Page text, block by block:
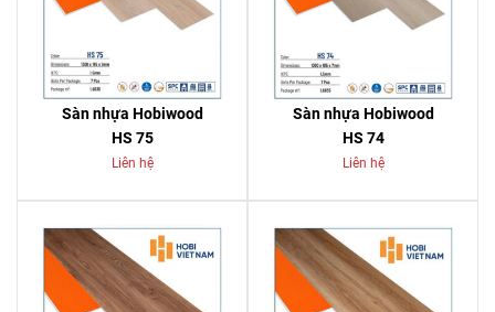
Sàn nhựa Hobiwood
HS 75
Liên hệ
Sàn nhựa Hobiwood
HS 74
Liên hệ